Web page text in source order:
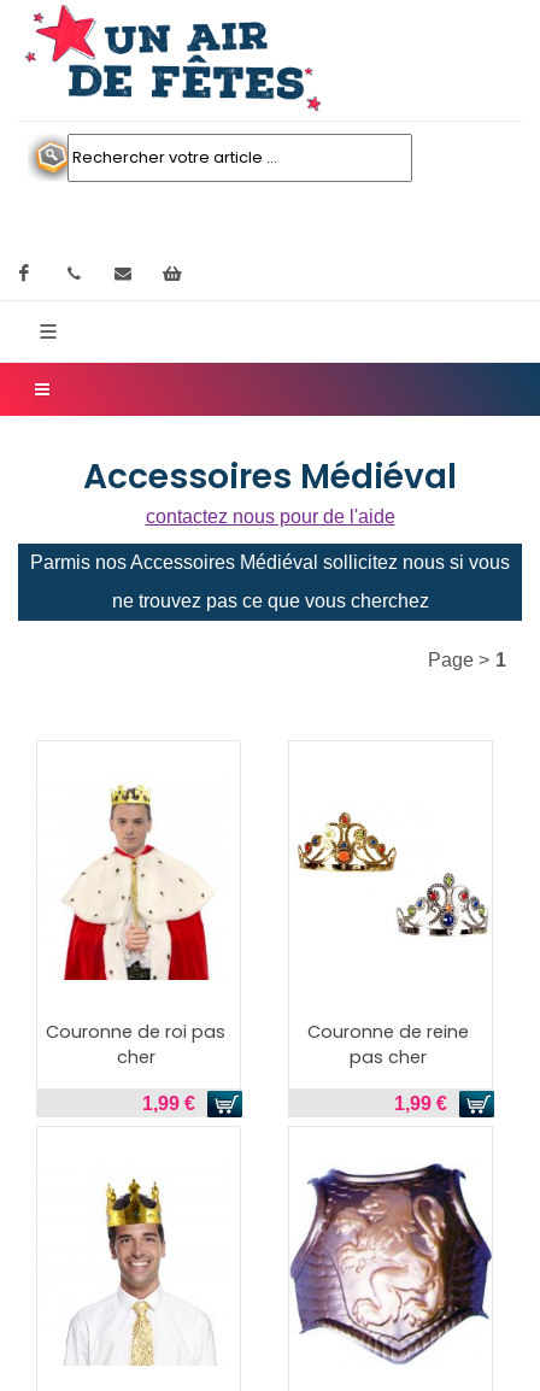
Facebook contactez nous
Accessoires Médiéval
contactez nous pour de l'aide
Parmis nos Accessoires Médiéval sollicitez nous si vous
ne trouvez pas ce que vous cherchez
Page > 1
Couronne de roi pas
cher
1,99 €
Couronne de reine
pas cher
1,99 €